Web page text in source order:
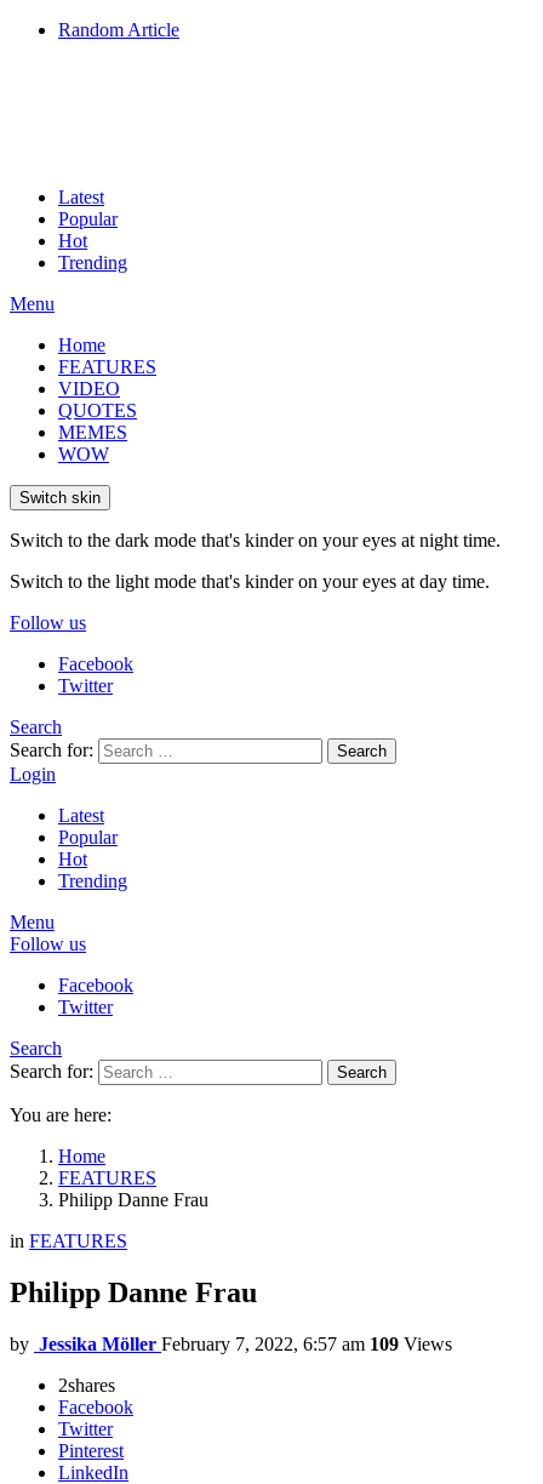
Random Article
Latest
Popular
Hot
Trending
Menu
Home
FEATURES
VIDEO
QUOTES
MEMES
WOW
Switch skin
Switch to the dark mode that's kinder on your eyes at night time.
Switch to the light mode that's kinder on your eyes at day time.
Follow us
Facebook
Twitter
Search
Search for:
Search
Login
Latest
Popular
Hot
Trending
Menu
Follow us
Facebook
Twitter
Search
Search for:
Search
You are here:
Home
FEATURES
Philipp Danne Frau
in FEATURES
Philipp Danne Frau
by Jessika Möller February 7, 2022, 6:57 am 109 Views
2shares
Facebook
Twitter
Pinterest
LinkedIn